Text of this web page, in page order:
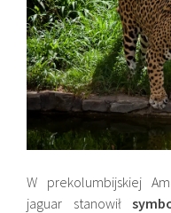
W prekolumbijskiej
jaguar stanowił